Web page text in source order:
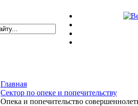
Главная
Сектор по опеке и попечительству
Опека и попечительство